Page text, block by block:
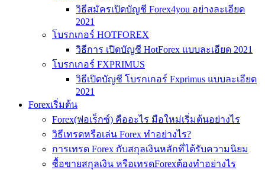
วิธีสมัครเปิดบัญชี Forex4you อย่างละเอียด
2021
โบรกเกอร์ HOTFOREX
วิธีการ เปิดบัญชี HotForex แบบละเอียด 2021
โบรกเกอร์ FXPRIMUS
วิธีเปิดบัญชี โบรกเกอร์ Fxprimus แบบละเอียด
2021
Forexเริ่มต้น
Forex(ฟอเร็กซ์) คืออะไร มือใหม่เริ่มต้นอย่างไร
วิธีเทรดหรือเล่น Forex ทำอย่างไร?
การเทรด Forex กับสกุลเงินหลักที่ได้รับความนิยม
ซื้อขายสกุลเงิน หรือเทรดForexต้องทำอย่างไร